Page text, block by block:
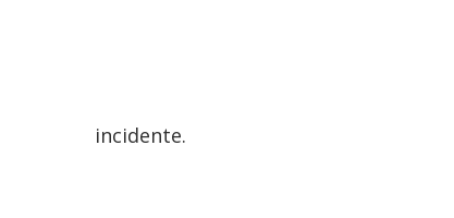
incidente.